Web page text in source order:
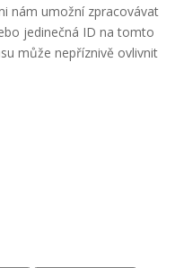
nám umožní zpracovávat
jedinečná ID na tomto
může nepříznivě ovlivnit